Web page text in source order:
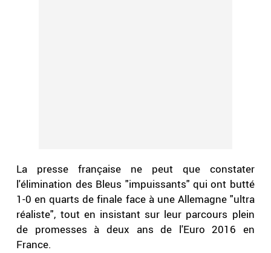
La presse française ne peut que constater
l'élimination des Bleus "impuissants" qui ont butté
1-0 en quarts de finale face à une Allemagne "ultra
réaliste", tout en insistant sur leur parcours plein
de promesses à deux ans de l'Euro 2016 en
France.